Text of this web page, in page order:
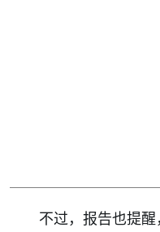
不过，报告也提